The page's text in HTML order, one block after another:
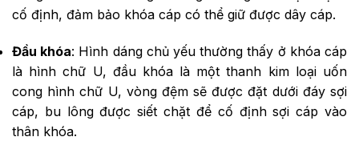
cố định, đảm bảo khóa cáp có thể giữ được dây cáp.
Đầu khóa: Hình dáng chủ yếu thường thấy ở khóa cáp
là hình chữ U, đầu khóa là một thanh kim loại uốn
cong hình chữ U, vòng đệm sẽ được đặt dưới đáy sợi
cáp, bu lông được siết chặt để cố định sợi cáp vào
thân khóa.